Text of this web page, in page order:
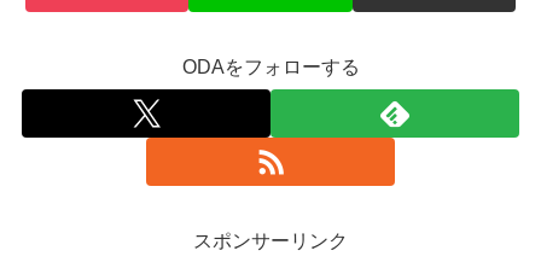
ODAをフォローする
スポンサーリンク